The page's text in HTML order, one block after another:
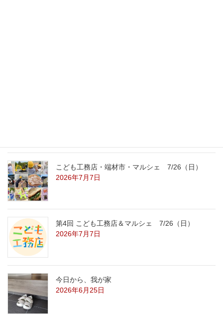
こども工務店・端材市・マルシェ 7/26（日）
2026年7月7日
第4回 こども工務店＆マルシェ 7/26（日）
2026年7月7日
今日から、我が家
2026年6月25日